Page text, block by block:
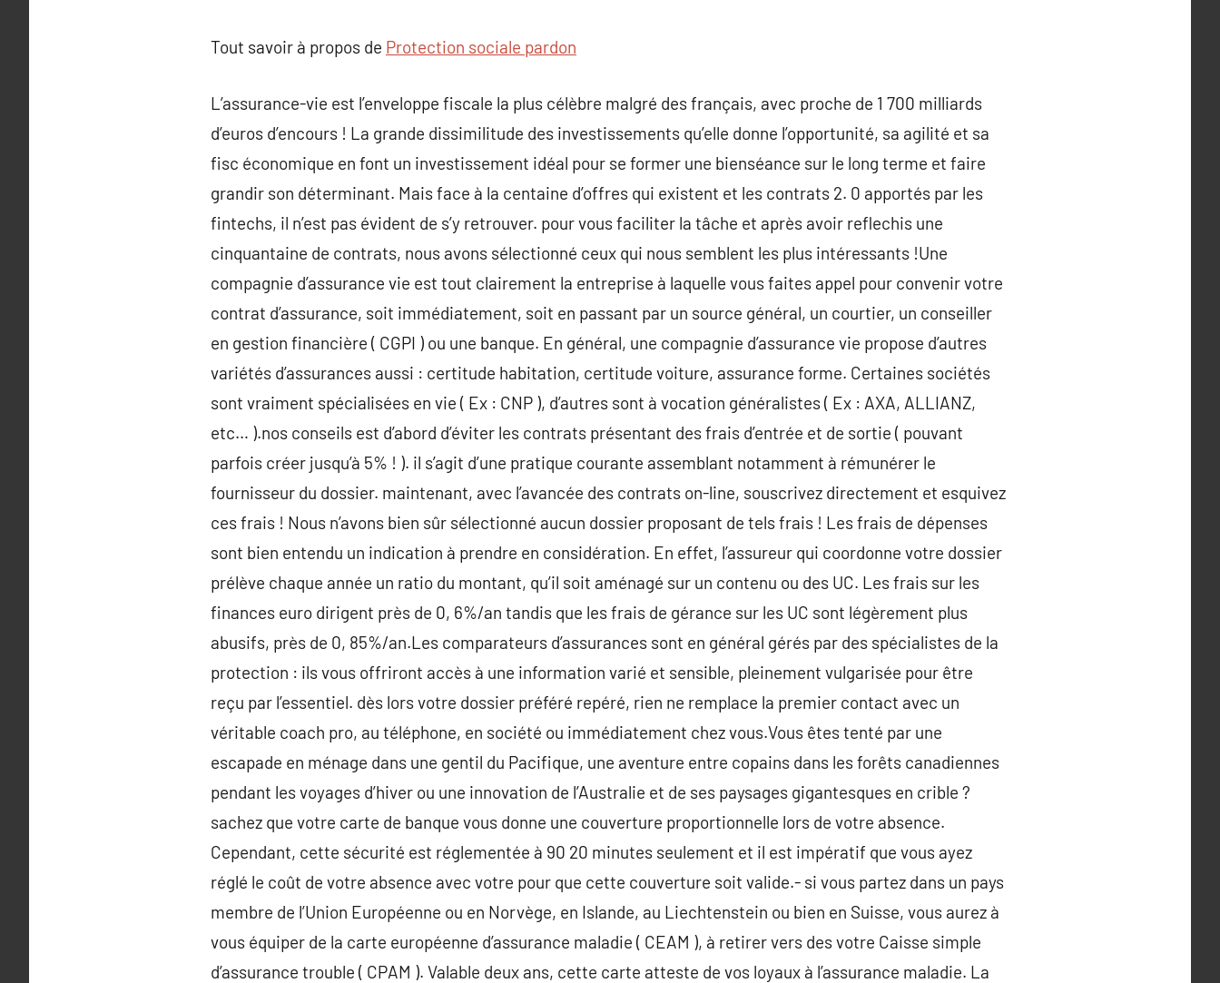
Tout savoir à propos de Protection sociale pardon
L’assurance-vie est l’enveloppe fiscale la plus célèbre malgré des français, avec proche de 1 700 milliards
d’euros d’encours ! La grande dissimilitude des investissements qu’elle donne l’opportunité, sa agilité et sa
fisc économique en font un investissement idéal pour se former une bienséance sur le long terme et faire
grandir son déterminant. Mais face à la centaine d’offres qui existent et les contrats 2. 0 apportés par les
fintechs, il n’est pas évident de s’y retrouver. pour vous faciliter la tâche et après avoir reflechis une
cinquantaine de contrats, nous avons sélectionné ceux qui nous semblent les plus intéressants !Une
compagnie d’assurance vie est tout clairement la entreprise à laquelle vous faites appel pour convenir votre
contrat d’assurance, soit immédiatement, soit en passant par un source général, un courtier, un conseiller
en gestion financière ( CGPI ) ou une banque. En général, une compagnie d’assurance vie propose d’autres
variétés d’assurances aussi : certitude habitation, certitude voiture, assurance forme. Certaines sociétés
sont vraiment spécialisées en vie ( Ex : CNP ), d’autres sont à vocation généralistes ( Ex : AXA, ALLIANZ,
etc… ).nos conseils est d’abord d’éviter les contrats présentant des frais d’entrée et de sortie ( pouvant
parfois créer jusqu’à 5% ! ). il s’agit d’une pratique courante assemblant notamment à rémunérer le
fournisseur du dossier. maintenant, avec l’avancée des contrats on-line, souscrivez directement et esquivez
ces frais ! Nous n’avons bien sûr sélectionné aucun dossier proposant de tels frais ! Les frais de dépenses
sont bien entendu un indication à prendre en considération. En effet, l’assureur qui coordonne votre dossier
prélève chaque année un ratio du montant, qu’il soit aménagé sur un contenu ou des UC. Les frais sur les
finances euro dirigent près de 0, 6%/an tandis que les frais de gérance sur les UC sont légèrement plus
abusifs, près de 0, 85%/an.Les comparateurs d’assurances sont en général gérés par des spécialistes de la
protection : ils vous offriront accès à une information varié et sensible, pleinement vulgarisée pour être
reçu par l’essentiel. dès lors votre dossier préféré repéré, rien ne remplace la premier contact avec un
véritable coach pro, au téléphone, en société ou immédiatement chez vous.Vous êtes tenté par une
escapade en ménage dans une gentil du Pacifique, une aventure entre copains dans les forêts canadiennes
pendant les voyages d’hiver ou une innovation de l’Australie et de ses paysages gigantesques en crible ?
sachez que votre carte de banque vous donne une couverture proportionnelle lors de votre absence.
Cependant, cette sécurité est réglementée à 90 20 minutes seulement et il est impératif que vous ayez
réglé le coût de votre absence avec votre pour que cette couverture soit valide.- si vous partez dans un pays
membre de l’Union Européenne ou en Norvège, en Islande, au Liechtenstein ou bien en Suisse, vous aurez à
vous équiper de la carte européenne d’assurance maladie ( CEAM ), à retirer vers des votre Caisse simple
d’assurance trouble ( CPAM ). Valable deux ans, cette carte atteste de vos loyaux à l’assurance maladie. La